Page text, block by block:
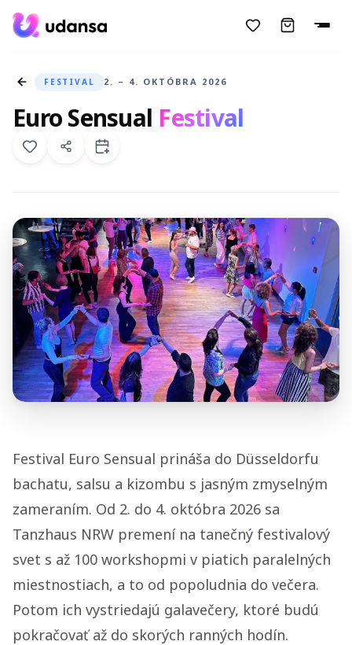
accessibility.skipToMainContent
FESTIVAL 2. – 4. OKTÓBRA 2026
Euro Sensual Festival
Festival Euro Sensual prináša do Düsseldorfu
bachatu, salsu a kizombu s jasným zmyselným
zameraním. Od 2. do 4. októbra 2026 sa
Tanzhaus NRW premení na tanečný festivalový
svet s až 100 workshopmi v piatich paralelných
miestnostiach, a to od popoludnia do večera.
Potom ich vystriedajú galavečery, ktoré budú
pokračovať až do skorých ranných hodín.